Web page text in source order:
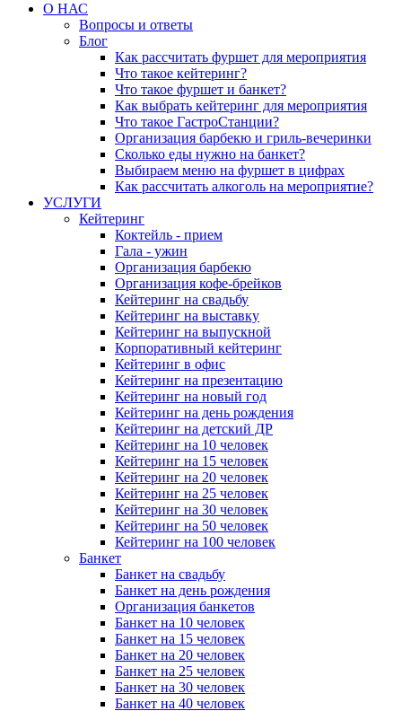
О НАС
Вопросы и ответы
Блог
Как рассчитать фуршет для мероприятия
Что такое кейтеринг?
Что такое фуршет и банкет?
Как выбрать кейтеринг для мероприятия
Что такое ГастроСтанции?
Организация барбекю и гриль-вечеринки
Сколько еды нужно на банкет?
Выбираем меню на фуршет в цифрах
Как рассчитать алкоголь на мероприятие?
УСЛУГИ
Кейтеринг
Коктейль - прием
Гала - ужин
Организация барбекю
Организация кофе-брейков
Кейтеринг на свадьбу
Кейтеринг на выставку
Кейтеринг на выпускной
Корпоративный кейтеринг
Кейтеринг в офис
Кейтеринг на презентацию
Кейтеринг на новый год
Кейтеринг на день рождения
Кейтеринг на детский ДР
Кейтеринг на 10 человек
Кейтеринг на 15 человек
Кейтеринг на 20 человек
Кейтеринг на 25 человек
Кейтеринг на 30 человек
Кейтеринг на 50 человек
Кейтеринг на 100 человек
Банкет
Банкет на свадьбу
Банкет на день рождения
Организация банкетов
Банкет на 10 человек
Банкет на 15 человек
Банкет на 20 человек
Банкет на 25 человек
Банкет на 30 человек
Банкет на 40 человек